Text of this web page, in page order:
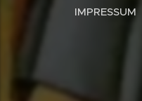
IMPRESSUM